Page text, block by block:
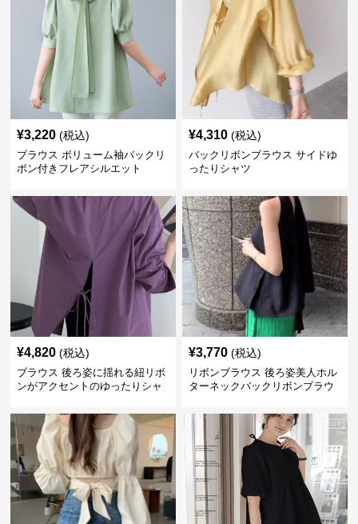
¥3,220 (税込)
ブラウス ボリューム袖バックリ
ボン付きフレアシルエット
¥4,310 (税込)
バックリボンブラウス サイドゆ
ったりシャツ
¥4,820 (税込)
ブラウス 後ろ姿に揺れる紐リボ
ンがアクセントのゆったりシャ
¥3,770 (税込)
リボンブラウス 後ろ姿美人ホル
ターネックバックリボンブラウ